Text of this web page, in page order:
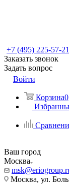
+7 (495) 225-57-21
Заказать звонок
Задать вопрос
Войти
Корзина0
Ваш город
Москва
Москва, ул.